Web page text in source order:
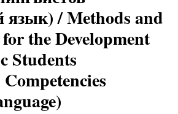
язык) / Methods and
the Development
Students